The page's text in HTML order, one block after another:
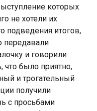
которых
не хотели их
подведения итогов,
передавали
и говорили
что было приятно,
и трогательный
получили
с просьбами